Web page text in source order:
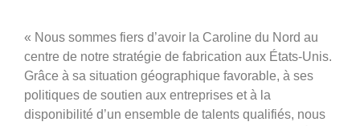
« Nous sommes fiers d’avoir la Caroline du Nord au
centre de notre stratégie de fabrication aux États-Unis.
Grâce à sa situation géographique favorable, à ses
politiques de soutien aux entreprises et à la
disponibilité d’un ensemble de talents qualifiés, nous